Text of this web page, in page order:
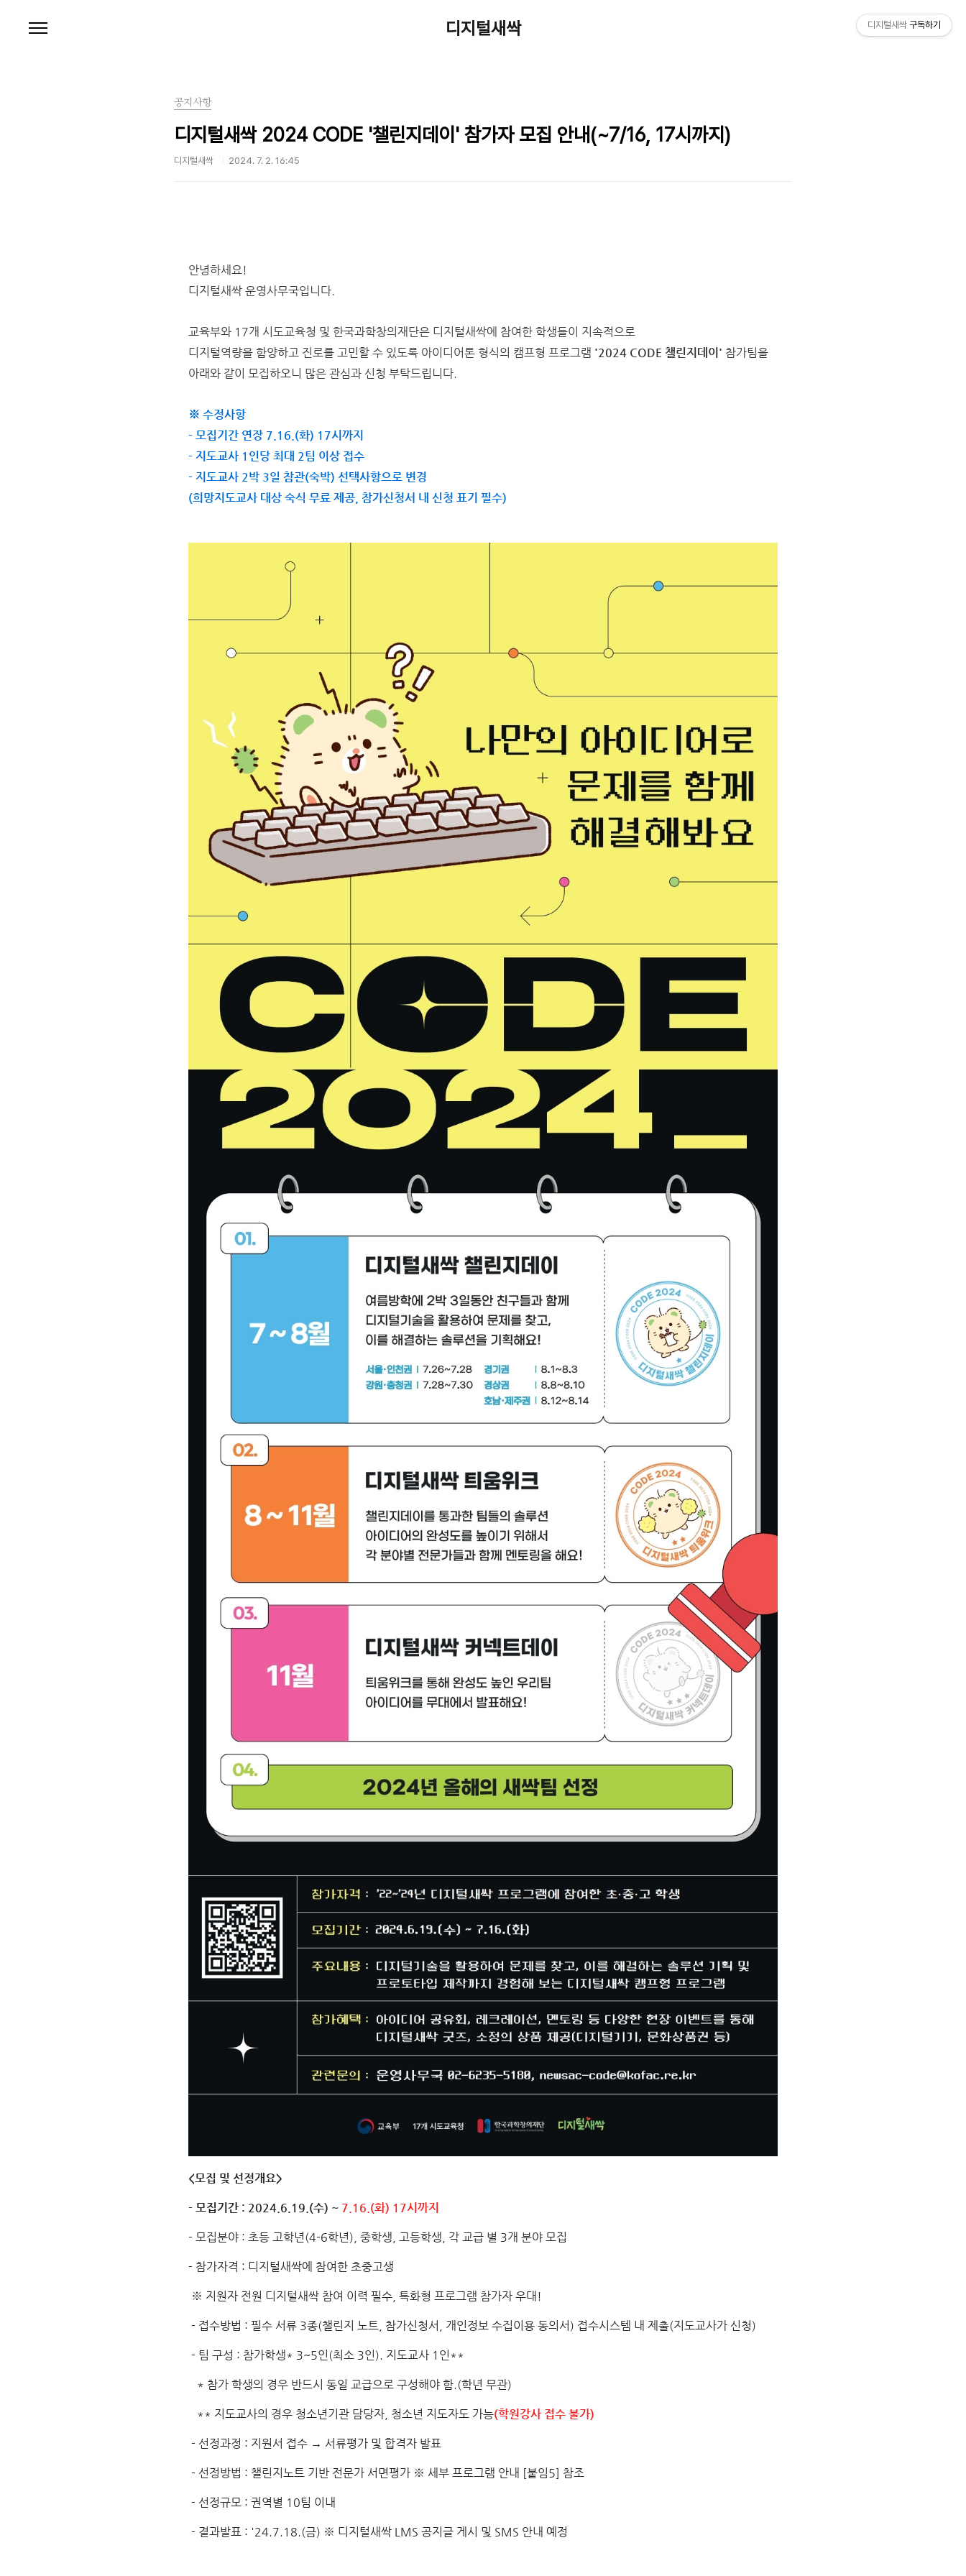
디지털새싹
공지사항
디지털새싹 2024 CODE '챌린지데이' 참가자 모집 안내(~7/16, 17시까지)
디지털새싹 2024. 7. 2. 16:45
안녕하세요!
디지털새싹 운영사무국입니다.
교육부와 17개 시도교육청 및 한국과학창의재단은 디지털새싹에 참여한 학생들이 지속적으로
디지털역량을 함양하고 진로를 고민할 수 있도록 아이디어톤 형식의 캠프형 프로그램 '2024 CODE 챌린지데이' 참가팀을
아래와 같이 모집하오니 많은 관심과 신청 부탁드립니다.
※ 수정사항
- 모집기간 연장 7.16.(화) 17시까지
- 지도교사 1인당 최대 2팀 이상 접수
- 지도교사 2박 3일 참관(숙박) 선택사항으로 변경
(희망지도교사 대상 숙식 무료 제공, 참가신청서 내 신청 표기 필수)
<모집 및 선정개요>
- 모집기간 : 2024.6.19.(수) ~ 7.16.(화) 17시까지
- 모집분야 : 초등 고학년(4-6학년), 중학생, 고등학생, 각 교급 별 3개 분야 모집
- 참가자격 : 디지털새싹에 참여한 초중고생
※ 지원자 전원 디지털새싹 참여 이력 필수, 특화형 프로그램 참가자 우대!
- 접수방법 : 필수 서류 3종(챌린지 노트, 참가신청서, 개인정보 수집이용 동의서) 접수시스템 내 제출(지도교사가 신청)
- 팀 구성 : 참가학생* 3~5인(최소 3인). 지도교사 1인**
* 참가 학생의 경우 반드시 동일 교급으로 구성해야 함.(학년 무관)
** 지도교사의 경우 청소년기관 담당자, 청소년 지도자도 가능(학원강사 접수 불가)
- 선정과정 : 지원서 접수 → 서류평가 및 합격자 발표
- 선정방법 : 챌린지노트 기반 전문가 서면평가 ※ 세부 프로그램 안내 [붙임5] 참조
- 선정규모 : 권역별 10팀 이내
- 결과발표 : '24.7.18.(금) ※ 디지털새싹 LMS 공지글 게시 및 SMS 안내 예정
디지털새싹 구독하기